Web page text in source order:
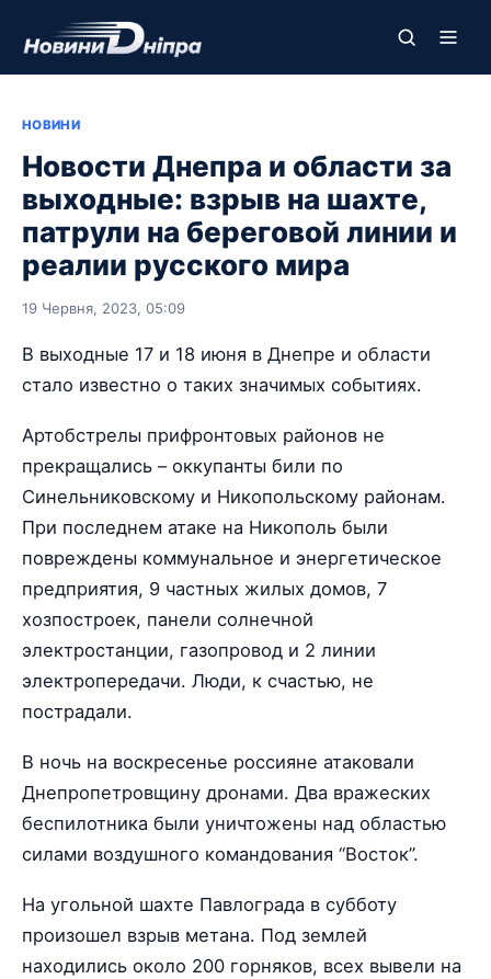
НОВИНИ
Новости Днепра и области за
выходные: взрыв на шахте,
патрули на береговой линии и
реалии русского мира
19 Червня, 2023, 05:09
В выходные 17 и 18 июня в Днепре и области
стало известно о таких значимых событиях.
Артобстрелы прифронтовых районов не
прекращались – оккупанты били по
Синельниковскому и Никопольскому районам.
При последнем атаке на Никополь были
повреждены коммунальное и энергетическое
предприятия, 9 частных жилых домов, 7
хозпостроек, панели солнечной
электростанции, газопровод и 2 линии
электропередачи. Люди, к счастью, не
пострадали.
В ночь на воскресенье россияне атаковали
Днепропетровщину дронами. Два вражеских
беспилотника были уничтожены над областью
силами воздушного командования “Восток”.
На угольной шахте Павлограда в субботу
произошел взрыв метана. Под землей
находились около 200 горняков, всех вывели на